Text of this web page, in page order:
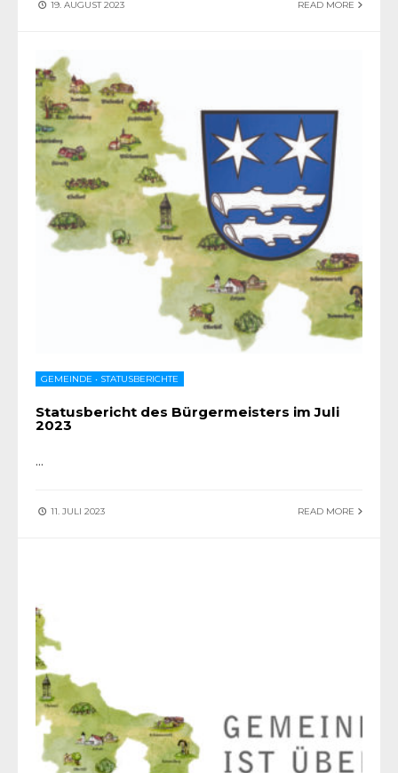
19. AUGUST 2023 READ MORE
GEMEINDE • STATUSBERICHTE
Statusbericht des Bürgermeisters im Juli
2023
...
11. JULI 2023 READ MORE